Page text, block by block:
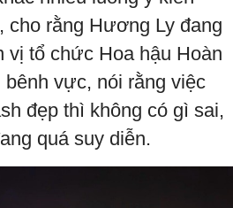
cho rằng Hương Ly đang
vị tổ chức Hoa hậu Hoàn
vực, nói rằng việc
đẹp thì không có gì sai,
quá suy diễn.